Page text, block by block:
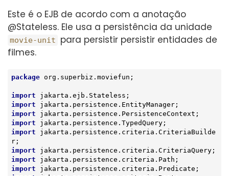
Este é o EJB de acordo com a anotação
@Stateless. Ele usa a persistência da unidade
movie-unit
para persistir persistir entidades de
filmes.
package org.superbiz.moviefun;
import
import
import
import
import jakarta.persistence.criteria.CriteriaBuilde
import
import
import